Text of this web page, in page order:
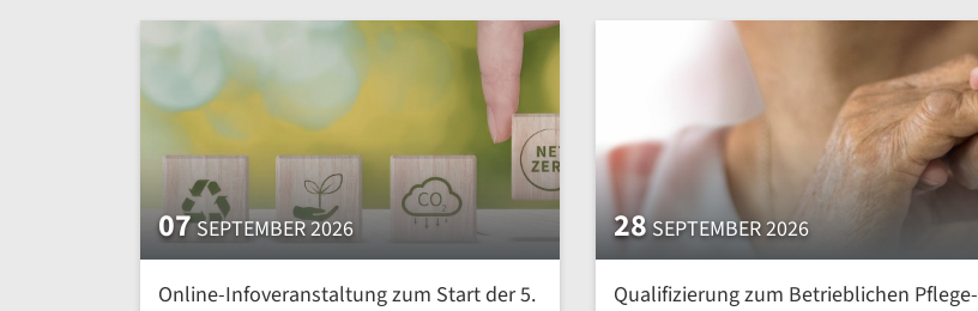
entwickeln | mehr »
07SEPTEMBER 2026
Online-Infoveranstaltung zum Start der 5.
28SEPTEMBER 2026
Qualifizierung zum Betrieblichen Pflege-